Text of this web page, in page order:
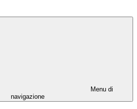
Menu di
navigazione